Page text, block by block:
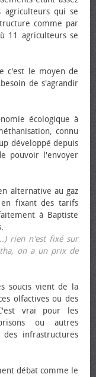
agriculteurs qui se
comme par
11 agriculteurs se
c'est le moyen de
de s'agrandir
écologique à
connu
développé depuis
pouvoir l'envoyer
alternative au gaz
fixant des tarifs
à Baptiste
rien n'est fixé sur
on a un prix de
soucis vient de la
olfactives ou des
vrai pour les
ou autres
infrastructures
débat comme le